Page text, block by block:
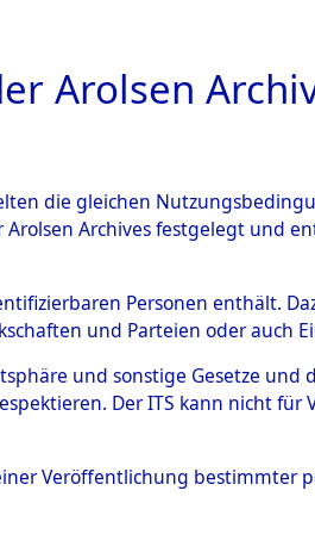
BILD
-
Arolsen
die gleichen
Archives festgelegt und
Personen enthält.
und Parteien oder auch
und sonstige Gesetze
Der ITS kann nicht
Veröffentlichung bestimmter